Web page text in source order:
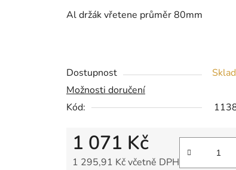
produktu
z
hvězdiček.
Al držák vřetene průměr 80mm
Dostupnost
Možnosti doručení
Kód:
1 071 Kč
1 295,91 Kč včetně DPH